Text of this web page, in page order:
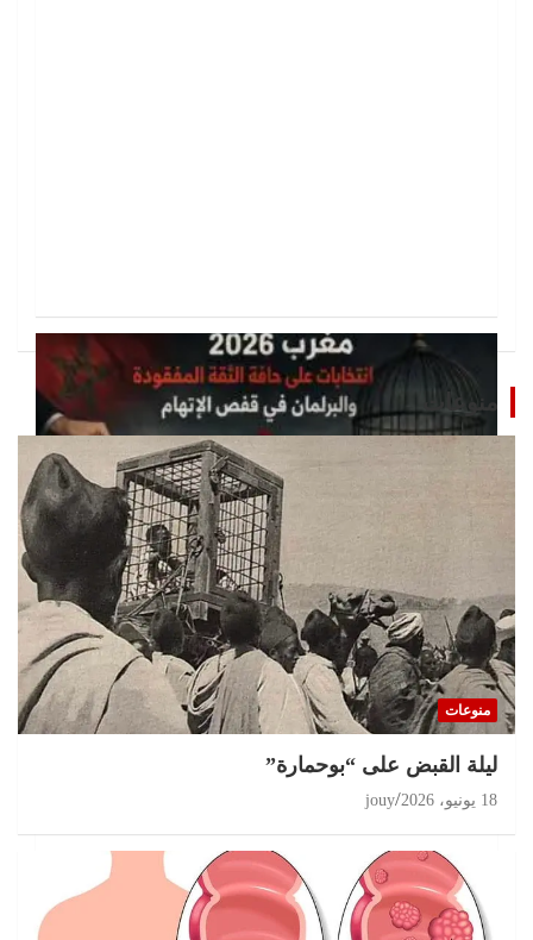
تحقيقات
مغرب 2026 انتخابات على حافة الثقة المفقودة و
البرلمان في قفص الإتهام
11 يوليو، 2026 jouy
منوعات
منوعات
ليلة القبض على “بوحمارة”
18 يونيو، 2026 jouy